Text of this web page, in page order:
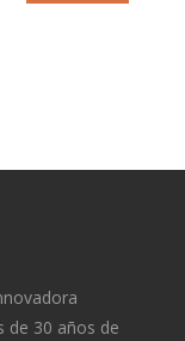
de 30 años de